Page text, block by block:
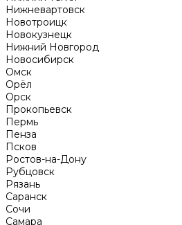
Нижневартовск
Новотроицк
Новокузнецк
Нижний Новгород
Новосибирск
Омск
Орёл
Орск
Прокопьевск
Пермь
Пенза
Псков
Ростов-на-Дону
Рубцовск
Рязань
Саранск
Сочи
Самара